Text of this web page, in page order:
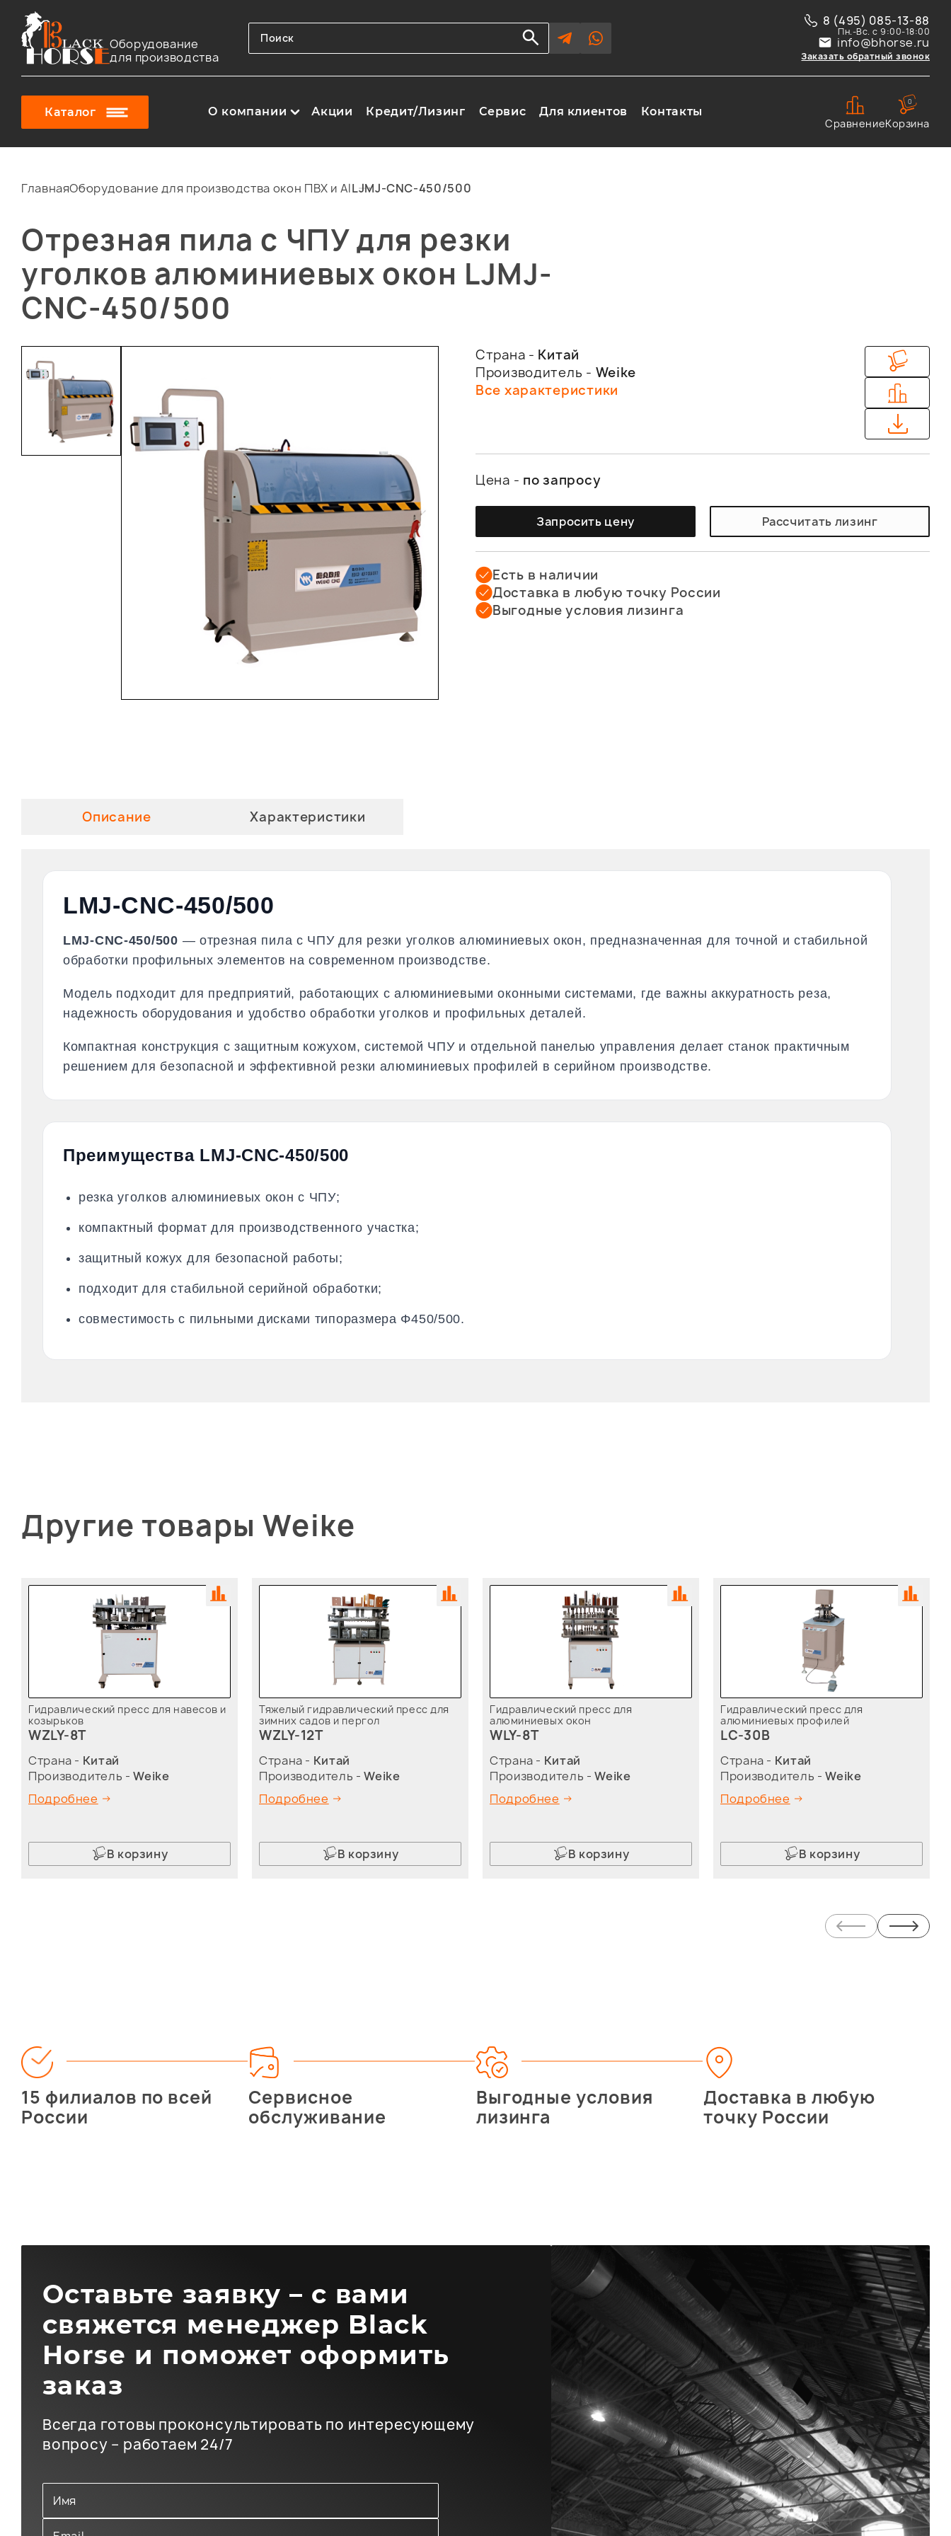
Оборудование
для производства
8 (495) 085-13-88
Пн.-Вс. с 9:00-18:00
info@bhorse.ru
Заказать обратный звонок
Каталог О компании Акции Кредит/Лизинг Сервис Для клиентов
Контакты
Сравнение
0
Корзина
ГлавнаяОборудование для производства окон ПВХ и AlLJMJ-CNC-450/500
Отрезная пила с ЧПУ для резки
уголков алюминиевых окон LJMJ-
CNC-450/500
Страна - Китай
Производитель - Weike
Все характеристики
Цена - по запросу
Запросить цену Рассчитать лизинг
Есть в наличии
Доставка в любую точку России
Выгодные условия лизинга
Описание Характеристики
LMJ-CNC-450/500
LMJ-CNC-450/500 — отрезная пила с ЧПУ для резки уголков алюминиевых окон, предназначенная для точной и стабильной
обработки профильных элементов на современном производстве.
Модель подходит для предприятий, работающих с алюминиевыми оконными системами, где важны аккуратность реза,
надежность оборудования и удобство обработки уголков и профильных деталей.
Компактная конструкция с защитным кожухом, системой ЧПУ и отдельной панелью управления делает станок практичным
решением для безопасной и эффективной резки алюминиевых профилей в серийном производстве.
Преимущества LMJ-CNC-450/500
резка уголков алюминиевых окон с ЧПУ;
компактный формат для производственного участка;
защитный кожух для безопасной работы;
подходит для стабильной серийной обработки;
совместимость с пильными дисками типоразмера Φ450/500.
Другие товары Weike
Гидравлический пресс для навесов и
козырьков
WZLY-8T
Страна - Китай
Производитель -Weike
Подробнее
В корзину
Тяжелый гидравлический пресс для
зимних садов и пергол
WZLY-12T
Страна - Китай
Производитель -Weike
Подробнее
В корзину
Гидравлический пресс для
алюминиевых окон
WLY-8T
Страна - Китай
Производитель -Weike
Подробнее
В корзину
Гидравлический пресс для
алюминиевых профилей
LC-30B
Страна - Китай
Производитель -Weike
Подробнее
В корзину
15 филиалов по всей
России
Сервисное
обслуживание
Выгодные условия
лизинга
Доставка в любую
точку России
Оставьте заявку – с вами
свяжется менеджер Black
Horse и поможет оформить
заказ
Всегда готовы проконсультировать по интересующему
вопросу – работаем 24/7